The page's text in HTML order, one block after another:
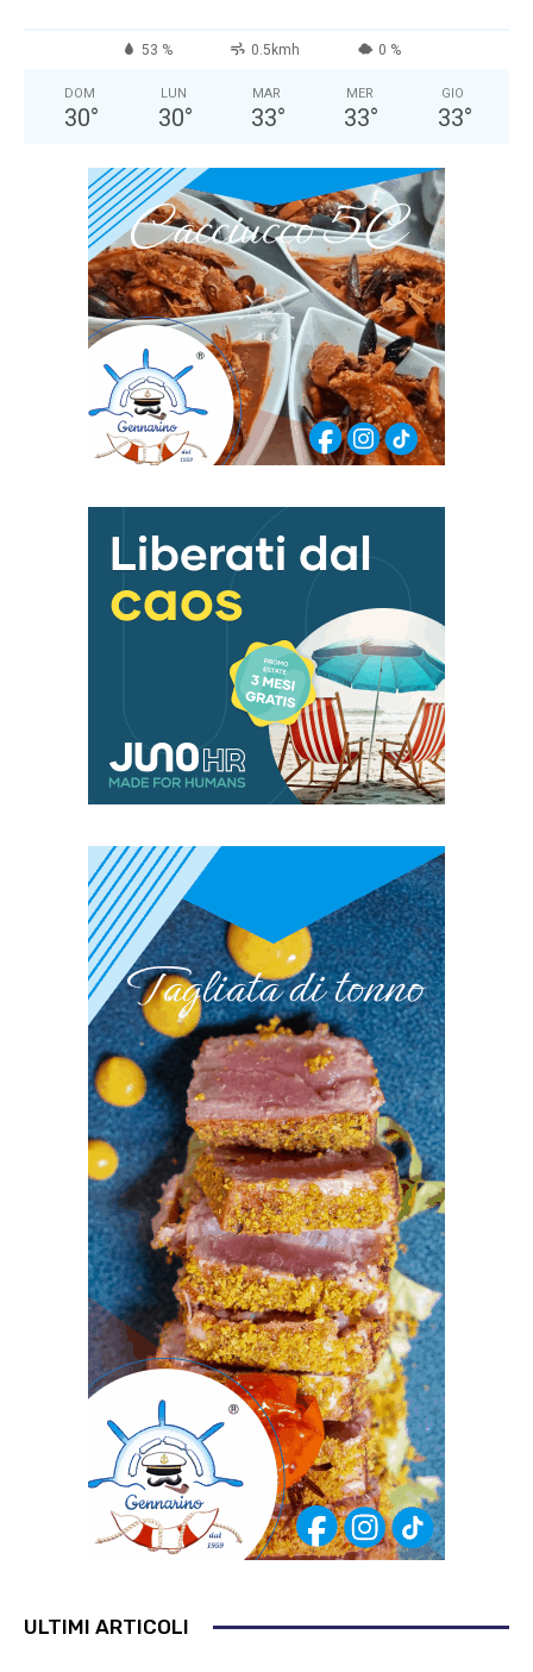
53 % 0.5kmh 0 %
DOM
30°
LUN
30°
MAR
33°
MER
33°
GIO
33°
ULTIMI ARTICOLI